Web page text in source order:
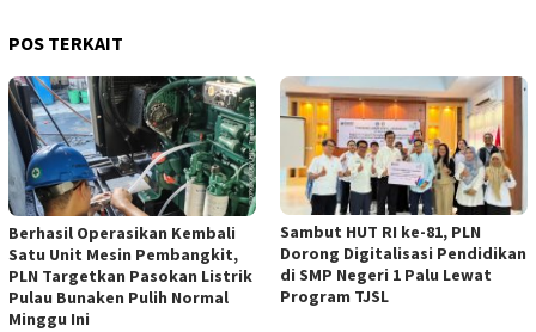
POS TERKAIT
Berhasil Operasikan Kembali
Satu Unit Mesin Pembangkit,
PLN Targetkan Pasokan Listrik
Pulau Bunaken Pulih Normal
Minggu Ini
Sambut HUT RI ke-81, PLN
Dorong Digitalisasi Pendidikan
di SMP Negeri 1 Palu Lewat
Program TJSL